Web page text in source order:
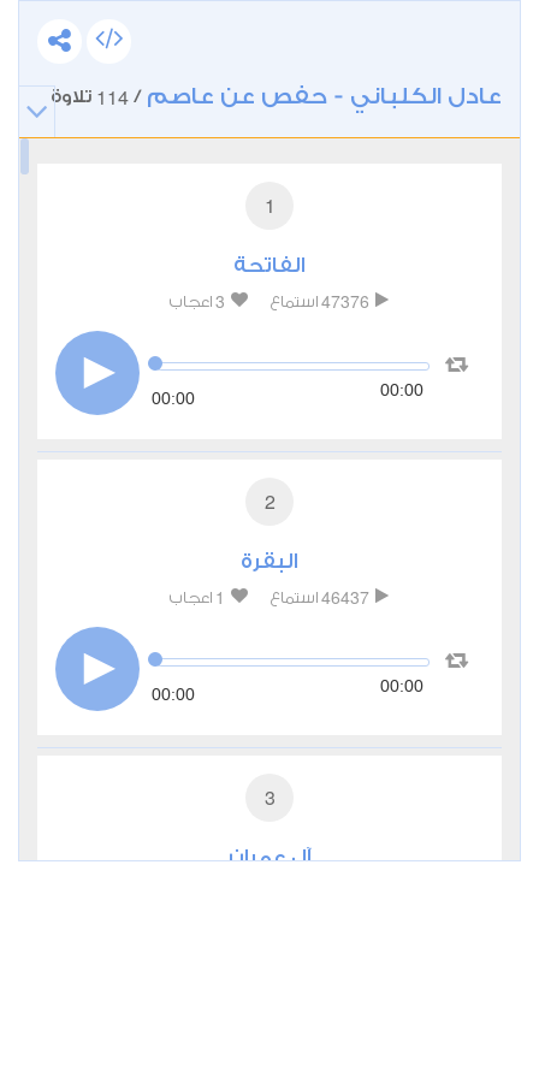
عادل الكلباني - حفص عن عاصم /
114 تلاوة
1
الفاتحة
47376 استماع 3 اعجاب
00:00 00:00
2
البقرة
46437 استماع 1 اعجاب
00:00 00:00
3
آل عمران